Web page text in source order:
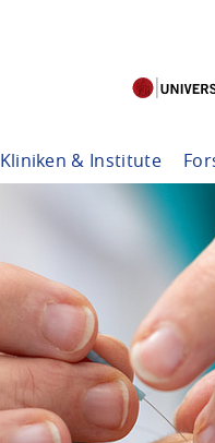
Kliniken & Institute